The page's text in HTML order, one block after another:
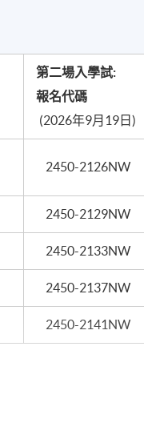
第二場入學試:
報名代碼
(2026年9月19日)
2450-2126NW
2450-2129NW
2450-2133NW
2450-2137NW
2450-2141NW